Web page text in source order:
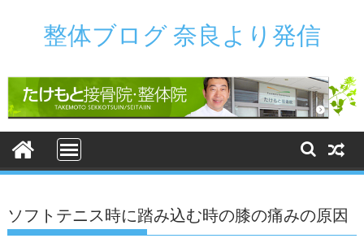
整体ブログ 奈良より発信
ソフトテニス時に踏み込む時の膝の痛みの原因